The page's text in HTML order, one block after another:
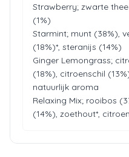
Strawberry; zwarte
(1%)
Starmint; munt (38%),
(18%)*, steranijs (14%)
Ginger Lemongrass;
(18%), citroenschil
natuurlijk aroma
Relaxing Mix; rooibos